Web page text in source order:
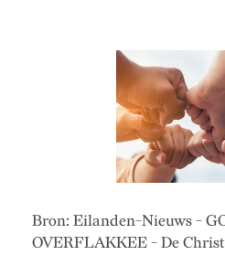
Bron: Eilanden-Nieuws -
OVERFLAKKEE - De